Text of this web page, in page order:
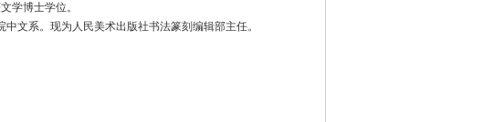
学博士学位。
文系。现为人民美术出版社书法篆刻编辑部主任。